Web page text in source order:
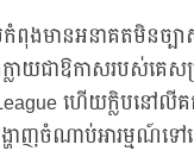
កំពុងមានអនាគតមិនច្
ាយជាឱកាសរបស់គេសម្រ
ហើយក្លិបនៅលី
ហាញចំណាប់អារម្មណ៍ទៅ